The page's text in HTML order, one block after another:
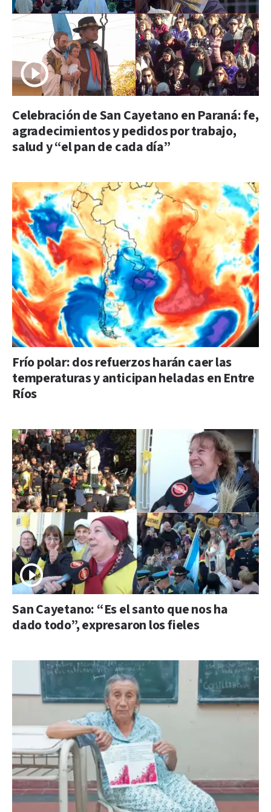
Celebración de San Cayetano en Paraná: fe,
agradecimientos y pedidos por trabajo,
salud y “el pan de cada día”
Frío polar: dos refuerzos harán caer las
temperaturas y anticipan heladas en Entre
Ríos
San Cayetano: “Es el santo que nos ha
dado todo”, expresaron los fieles